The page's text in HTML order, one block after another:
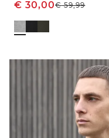
€ 30,00€59,99